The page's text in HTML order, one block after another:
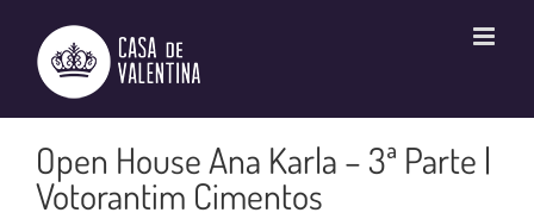
conteúdo
Open House Ana Karla – 3ª Parte |
Votorantim Cimentos